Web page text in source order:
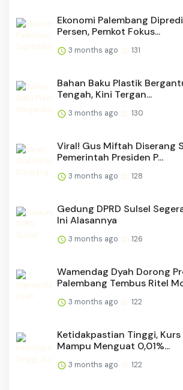
Ekonomi Palembang
Persen, Pemkot Fokus...
3 months ago 131
Bahan Baku Plastik
Tengah, Kini Tergan...
3 months ago 130
Viral! Gus Miftah Diserang
Pemerintah Presiden P...
3 months ago 128
Gedung DPRD Sulsel
Ini Alasannya
3 months ago 126
Wamendag Dyah Dorong
Palembang Tembus Ritel
3 months ago 122
Ketidakpastian Tinggi, Kurs
Mampu Menguat 0,01%...
3 months ago 122